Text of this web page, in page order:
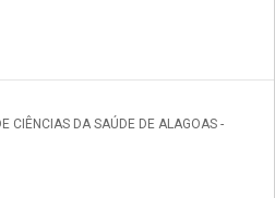
CIÊNCIAS DA SAÚDE DE ALAGOAS -